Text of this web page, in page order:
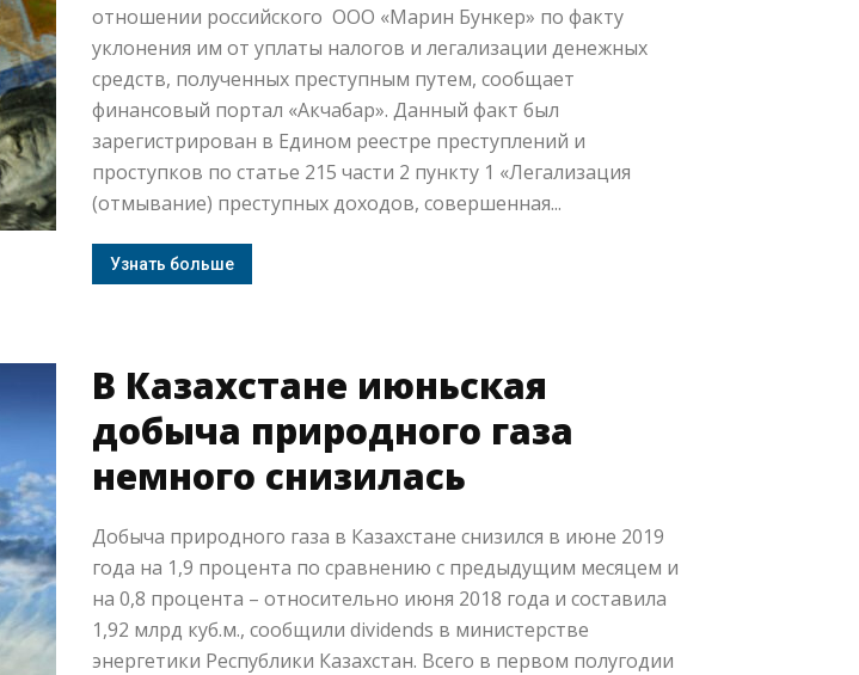
отношении российского ООО «Марин Бункер» по факту
уклонения им от уплаты налогов и легализации денежных
средств, полученных преступным путем, сообщает
финансовый портал «Акчабар». Данный факт был
зарегистрирован в Едином реестре преступлений и
проступков по статье 215 части 2 пункту 1 «Легализация
(отмывание) преступных доходов, совершенная...
Узнать больше
В Казахстане июньская
добыча природного газа
немного снизилась
Добыча природного газа в Казахстане снизился в июне 2019
года на 1,9 процента по сравнению с предыдущим месяцем и
на 0,8 процента – относительно июня 2018 года и составила
1,92 млрд куб.м., сообщили dividends в министерстве
энергетики Республики Казахстан. Всего в первом полугодии